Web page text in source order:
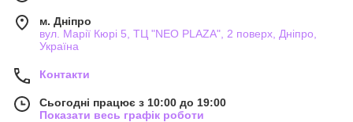
м. Дніпро
вул. Марії Кюрі 5, ТЦ "NEO PLAZA", 2 поверх, Дніпро,
Україна
Контакти
Сьогодні працює з 10:00 до 19:00
Показати весь графік роботи